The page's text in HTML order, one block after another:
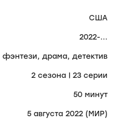
США
2022-...
фэнтези, драма, детектив
2 сезона | 23 серии
50 минут
5 августа 2022 (МИР)